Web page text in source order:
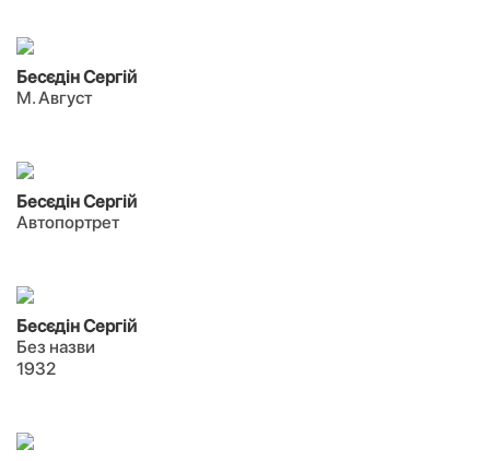
Бесєдін Сергій
М. Август
Бесєдін Сергій
Автопортрет
Бесєдін Сергій
Без назви
1932